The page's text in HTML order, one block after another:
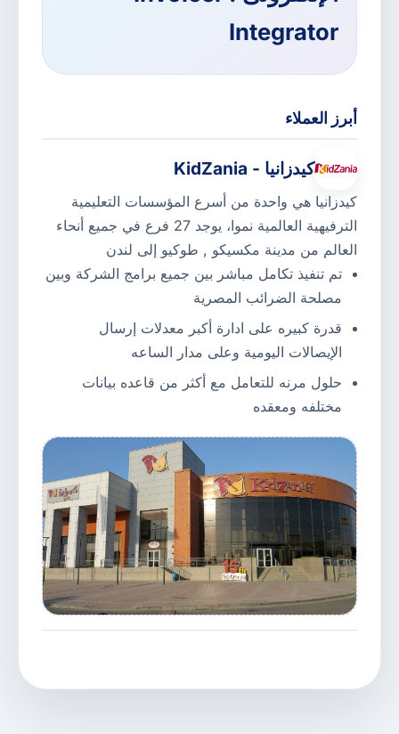
Integrator
أبرز العملاء
كيدزانيا - KidZania
كيدزانيا هي واحدة من أسرع المؤسسات التعليمية
الترفيهية العالمية نموا، يوجد 27 فرع في جميع أنحاء
العالم من مدينة مكسيكو , طوكيو إلى لندن
تم تنفيذ تكامل مباشر بين جميع برامج الشركة وبين
مصلحة الضرائب المصرية
قدرة كبيره على ادارة أكبر معدلات إرسال
الإيصالات اليومية وعلى مدار الساعه
حلول مرنه للتعامل مع أكثر من قاعده بيانات
مختلفه ومعقده